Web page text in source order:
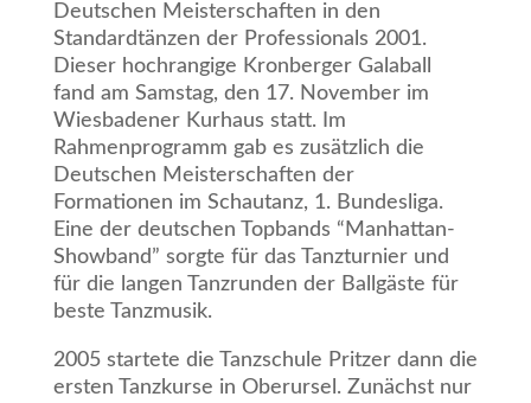
Deutschen Meisterschaften in den
Standardtänzen der Professionals 2001.
Dieser hochrangige Kronberger Galaball
fand am Samstag, den 17. November im
Wiesbadener Kurhaus statt. Im
Rahmenprogramm gab es zusätzlich die
Deutschen Meisterschaften der
Formationen im Schautanz, 1. Bundesliga.
Eine der deutschen Topbands “Manhattan-
Showband” sorgte für das Tanzturnier und
für die langen Tanzrunden der Ballgäste für
beste Tanzmusik.
2005 startete die Tanzschule Pritzer dann die
ersten Tanzkurse in Oberursel. Zunächst nur